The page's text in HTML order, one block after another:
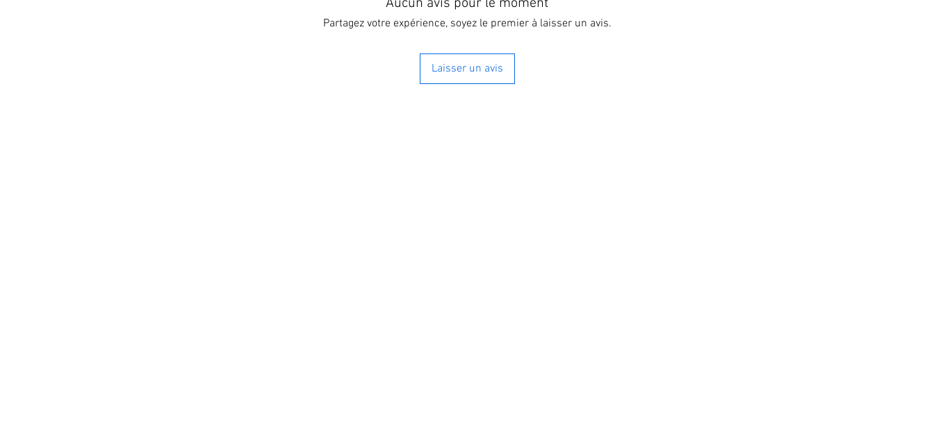
grâce à un système isolant constitué d'une mousse de
polyuréthane haute densité.Tous les modèles de dépôts
Aucun avis pour le moment
Partagez votre expérience, soyez le premier à laisser un avis.
Laisser un avis